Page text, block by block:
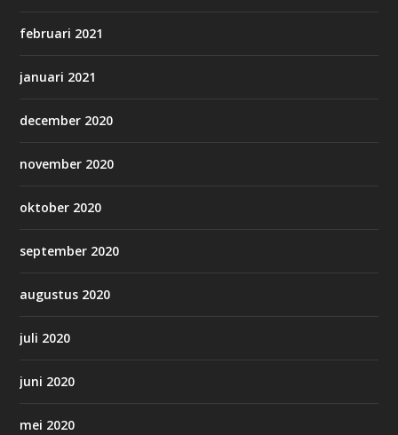
februari 2021
januari 2021
december 2020
november 2020
oktober 2020
september 2020
augustus 2020
juli 2020
juni 2020
mei 2020